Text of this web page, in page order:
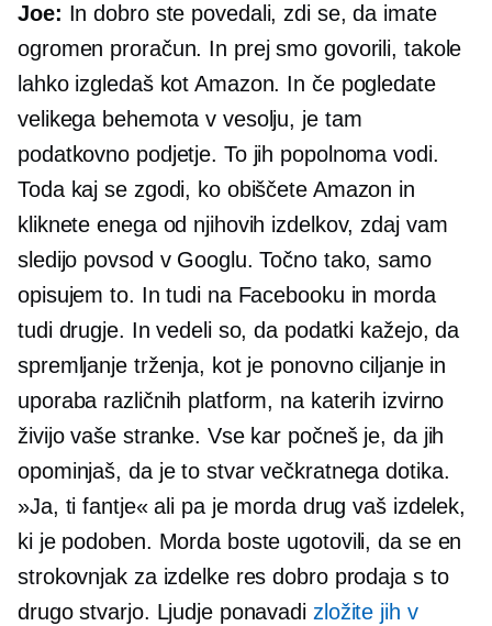
Joe: In dobro ste povedali, zdi se, da imate
ogromen proračun. In prej smo govorili, takole
lahko izgledaš kot Amazon. In če pogledate
velikega behemota v vesolju, je tam
podatkovno podjetje. To jih popolnoma vodi.
Toda kaj se zgodi, ko obiščete Amazon in
kliknete enega od njihovih izdelkov, zdaj vam
sledijo povsod v Googlu. Točno tako, samo
opisujem to. In tudi na Facebooku in morda
tudi drugje. In vedeli so, da podatki kažejo, da
spremljanje trženja, kot je ponovno ciljanje in
uporaba različnih platform, na katerih izvirno
živijo vaše stranke. Vse kar počneš je, da jih
opominjaš, da je to stvar večkratnega dotika.
»Ja, ti fantje« ali pa je morda drug vaš izdelek,
ki je podoben. Morda boste ugotovili, da se en
strokovnjak za izdelke res dobro prodaja s to
drugo stvarjo. Ljudje ponavadi zložite jih v